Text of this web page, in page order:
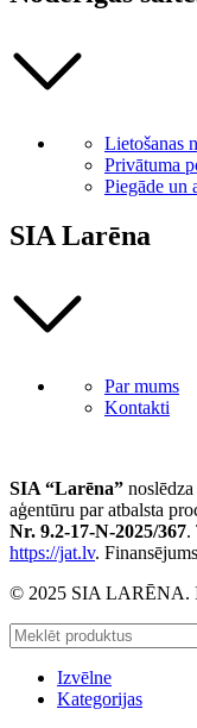
Lietošanas
Privātuma
Piegāde un
SIA Larēna
Par mums
Kontakti
SIA “Larēna”
aģentūru par atbalsta
Nr. 9.2-17-N-2025/367.
https://jat.lv.
© 2025 SIA LARĒNA.
Izvēlne
Kategorijas